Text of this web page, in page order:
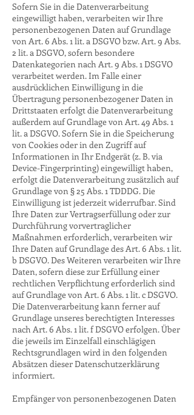
Sofern Sie in die Datenverarbeitung
eingewilligt haben, verarbeiten wir Ihre
personenbezogenen Daten auf Grundlage
von Art. 6 Abs. 1 lit. a DSGVO bzw. Art. 9 Abs.
2 lit. a DSGVO, sofern besondere
Datenkategorien nach Art. 9 Abs. 1 DSGVO
verarbeitet werden. Im Falle einer
ausdrücklichen Einwilligung in die
Übertragung personenbezogener Daten in
Drittstaaten erfolgt die Datenverarbeitung
außerdem auf Grundlage von Art. 49 Abs. 1
lit. a DSGVO. Sofern Sie in die Speicherung
von Cookies oder in den Zugriff auf
Informationen in Ihr Endgerät (z. B. via
Device-Fingerprinting) eingewilligt haben,
erfolgt die Datenverarbeitung zusätzlich auf
Grundlage von § 25 Abs. 1 TDDDG. Die
Einwilligung ist jederzeit widerrufbar. Sind
Ihre Daten zur Vertragserfüllung oder zur
Durchführung vorvertraglicher
Maßnahmen erforderlich, verarbeiten wir
Ihre Daten auf Grundlage des Art. 6 Abs. 1 lit.
b DSGVO. Des Weiteren verarbeiten wir Ihre
Daten, sofern diese zur Erfüllung einer
rechtlichen Verpflichtung erforderlich sind
auf Grundlage von Art. 6 Abs. 1 lit. c DSGVO.
Die Datenverarbeitung kann ferner auf
Grundlage unseres berechtigten Interesses
nach Art. 6 Abs. 1 lit. f DSGVO erfolgen. Über
die jeweils im Einzelfall einschlägigen
Rechtsgrundlagen wird in den folgenden
Absätzen dieser Datenschutzerklärung
informiert.
Empfänger von personenbezogenen Daten